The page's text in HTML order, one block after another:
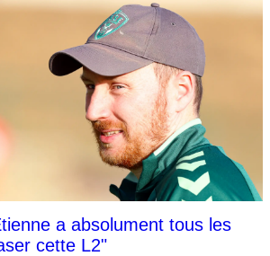
a absolument tous les
cette L2"